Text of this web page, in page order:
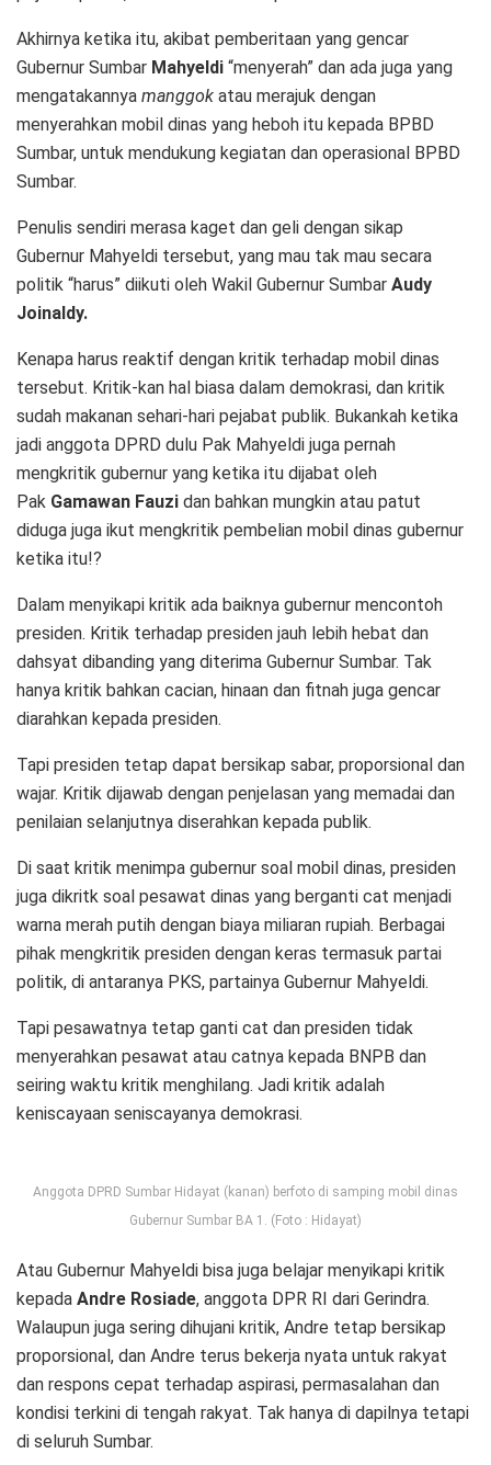
Akhirnya ketika itu, akibat pemberitaan yang gencar
Gubernur Sumbar Mahyeldi “menyerah” dan ada juga yang
mengatakannya manggok atau merajuk dengan
menyerahkan mobil dinas yang heboh itu kepada BPBD
Sumbar, untuk mendukung kegiatan dan operasional BPBD
Sumbar.
Penulis sendiri merasa kaget dan geli dengan sikap
Gubernur Mahyeldi tersebut, yang mau tak mau secara
politik “harus” diikuti oleh Wakil Gubernur Sumbar Audy
Joinaldy.
Kenapa harus reaktif dengan kritik terhadap mobil dinas
tersebut. Kritik-kan hal biasa dalam demokrasi, dan kritik
sudah makanan sehari-hari pejabat publik. Bukankah ketika
jadi anggota DPRD dulu Pak Mahyeldi juga pernah
mengkritik gubernur yang ketika itu dijabat oleh
Pak Gamawan Fauzi dan bahkan mungkin atau patut
diduga juga ikut mengkritik pembelian mobil dinas gubernur
ketika itu!?
Dalam menyikapi kritik ada baiknya gubernur mencontoh
presiden. Kritik terhadap presiden jauh lebih hebat dan
dahsyat dibanding yang diterima Gubernur Sumbar. Tak
hanya kritik bahkan cacian, hinaan dan fitnah juga gencar
diarahkan kepada presiden.
Tapi presiden tetap dapat bersikap sabar, proporsional dan
wajar. Kritik dijawab dengan penjelasan yang memadai dan
penilaian selanjutnya diserahkan kepada publik.
Di saat kritik menimpa gubernur soal mobil dinas, presiden
juga dikritk soal pesawat dinas yang berganti cat menjadi
warna merah putih dengan biaya miliaran rupiah. Berbagai
pihak mengkritik presiden dengan keras termasuk partai
politik, di antaranya PKS, partainya Gubernur Mahyeldi.
Tapi pesawatnya tetap ganti cat dan presiden tidak
menyerahkan pesawat atau catnya kepada BNPB dan
seiring waktu kritik menghilang. Jadi kritik adalah
keniscayaan seniscayanya demokrasi.
Anggota DPRD Sumbar Hidayat (kanan) berfoto di samping mobil dinas
Gubernur Sumbar BA 1. (Foto : Hidayat)
Atau Gubernur Mahyeldi bisa juga belajar menyikapi kritik
kepada Andre Rosiade, anggota DPR RI dari Gerindra.
Walaupun juga sering dihujani kritik, Andre tetap bersikap
proporsional, dan Andre terus bekerja nyata untuk rakyat
dan respons cepat terhadap aspirasi, permasalahan dan
kondisi terkini di tengah rakyat. Tak hanya di dapilnya tetapi
di seluruh Sumbar.